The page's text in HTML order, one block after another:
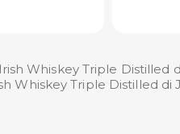
Whiskey Triple
Whiskey Triple Distilled